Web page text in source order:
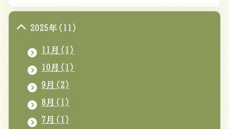
2025年(11)
11月(1)
10月(1)
9月(2)
8月(1)
7月(1)